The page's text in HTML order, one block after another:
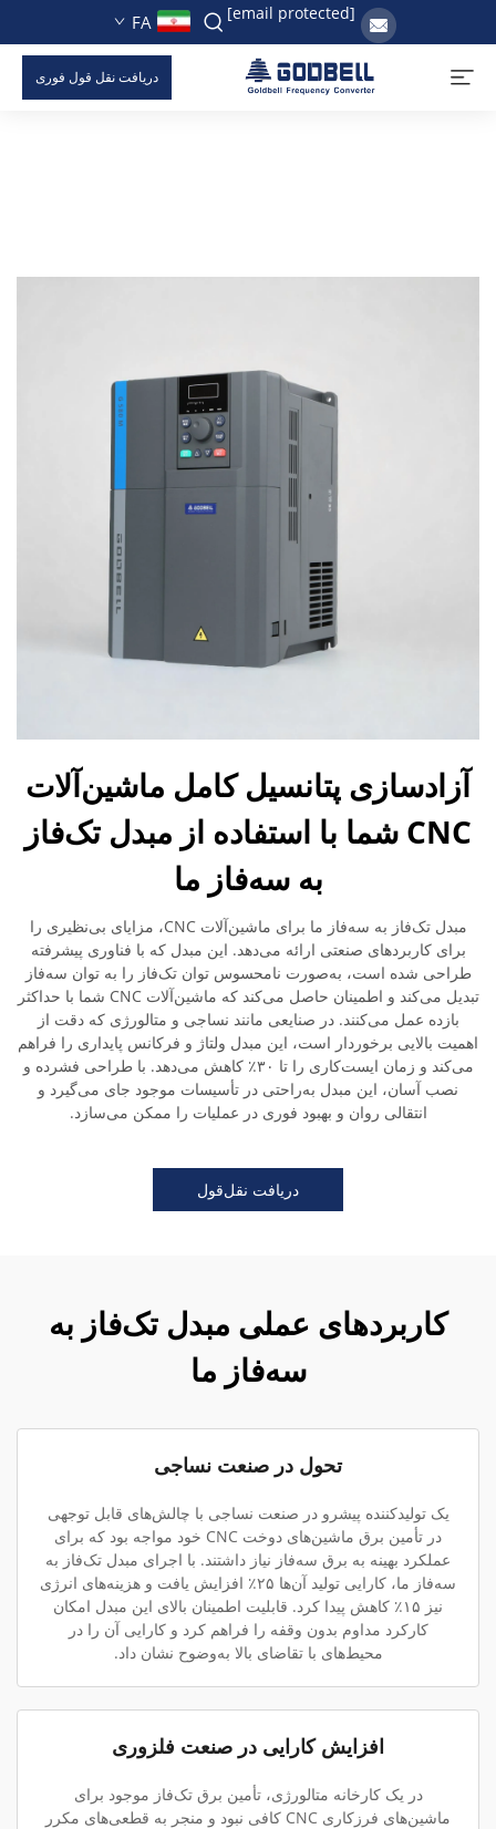
[email protected]
FA
دریافت نقل قول فوری
آزادسازی پتانسیل کامل ماشین‌آلات
CNC شما با استفاده از مبدل تک‌فاز
به سه‌فاز ما
مبدل تک‌فاز به سه‌فاز ما برای ماشین‌آلات CNC، مزایای بی‌نظیری را
برای کاربردهای صنعتی ارائه می‌دهد. این مبدل که با فناوری پیشرفته
طراحی شده است، به‌صورت نامحسوس توان تک‌فاز را به توان سه‌فاز
تبدیل می‌کند و اطمینان حاصل می‌کند که ماشین‌آلات CNC شما با حداکثر
بازده عمل می‌کنند. در صنایعی مانند نساجی و متالورژی که دقت از
اهمیت بالایی برخوردار است، این مبدل ولتاژ و فرکانس پایداری را فراهم
می‌کند و زمان ایست‌کاری را تا ۳۰٪ کاهش می‌دهد. با طراحی فشرده و
نصب آسان، این مبدل به‌راحتی در تأسیسات موجود جای می‌گیرد و
انتقالی روان و بهبود فوری در عملیات را ممکن می‌سازد.
دریافت نقل‌قول
کاربردهای عملی مبدل تک‌فاز به
سه‌فاز ما
تحول در صنعت نساجی
یک تولیدکننده پیشرو در صنعت نساجی با چالش‌های قابل توجهی
در تأمین برق ماشین‌های دوخت CNC خود مواجه بود که برای
عملکرد بهینه به برق سه‌فاز نیاز داشتند. با اجرای مبدل تک‌فاز به
سه‌فاز ما، کارایی تولید آن‌ها ۲۵٪ افزایش یافت و هزینه‌های انرژی
نیز ۱۵٪ کاهش پیدا کرد. قابلیت اطمینان بالای این مبدل امکان
کارکرد مداوم بدون وقفه را فراهم کرد و کارایی آن را در
محیط‌های با تقاضای بالا به‌وضوح نشان داد.
افزایش کارایی در صنعت فلزوری
در یک کارخانه متالورژی، تأمین برق تک‌فاز موجود برای
ماشین‌های فرزکاری CNC کافی نبود و منجر به قطعی‌های مکرر